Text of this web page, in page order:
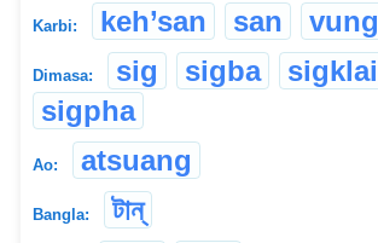
Karbi: keh’san san vung
Dimasa: sig sigba
sigklai
sigpha
Ao: atsuang
Bangla: টান্